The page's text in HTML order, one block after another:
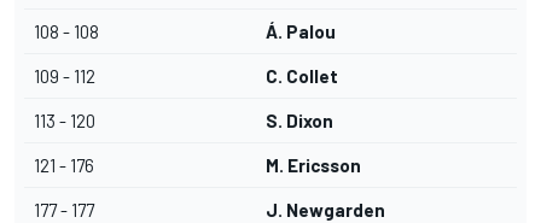
108 - 108 Á. Palou
109 - 112 C. Collet
113 - 120 S. Dixon
121 - 176 M. Ericsson
177 - 177 J. Newgarden